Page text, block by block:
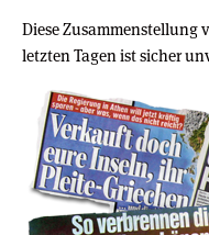
Diese Zusammenstellung
letzten Tagen ist sicher